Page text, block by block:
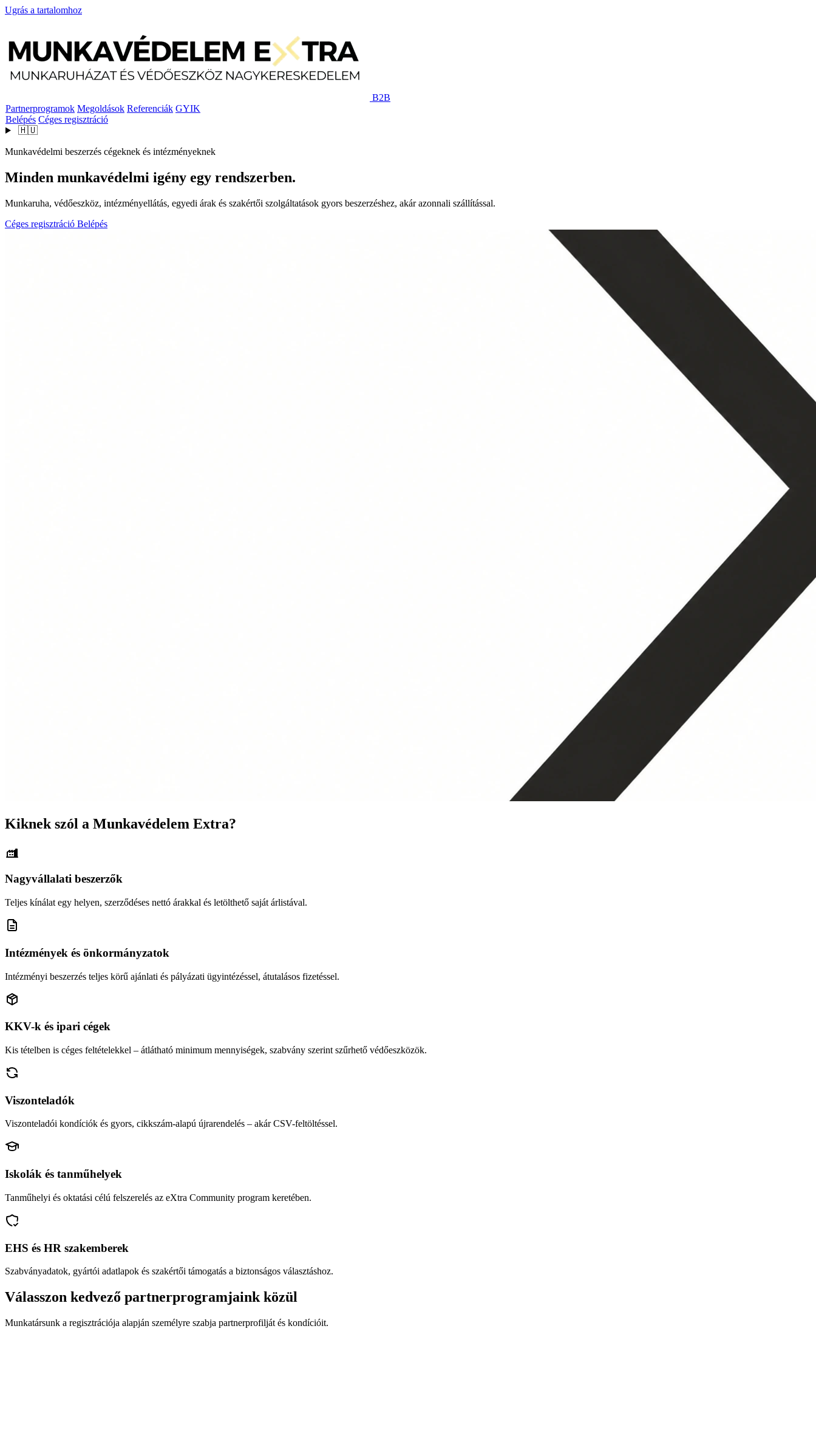
Ugrás a tartalomhoz
B2B
Partnerprogramok Megoldások Referenciák GYIK
Belépés Céges regisztráció
🇭🇺
Munkavédelmi beszerzés cégeknek és intézményeknek
Minden munkavédelmi igény egy rendszerben.
Munkaruha, védőeszköz, intézményellátás, egyedi árak és szakértői szolgáltatások gyors beszerzéshez, akár azonnali szállítással.
Céges regisztráció Belépés
Kiknek szól a Munkavédelem Extra?
Nagyvállalati beszerzők
Teljes kínálat egy helyen, szerződéses nettó árakkal és letölthető saját árlistával.
Intézmények és önkormányzatok
Intézményi beszerzés teljes körű ajánlati és pályázati ügyintézéssel, átutalásos fizetéssel.
KKV-k és ipari cégek
Kis tételben is céges feltételekkel – átlátható minimum mennyiségek, szabvány szerint szűrhető védőeszközök.
Viszonteladók
Viszonteladói kondíciók és gyors, cikkszám-alapú újrarendelés – akár CSV-feltöltéssel.
Iskolák és tanműhelyek
Tanműhelyi és oktatási célú felszerelés az eXtra Community program keretében.
EHS és HR szakemberek
Szabványadatok, gyártói adatlapok és szakértői támogatás a biztonságos választáshoz.
Válasszon kedvező partnerprogramjaink közül
Munkatársunk a regisztrációja alapján személyre szabja partnerprofilját és kondícióit.